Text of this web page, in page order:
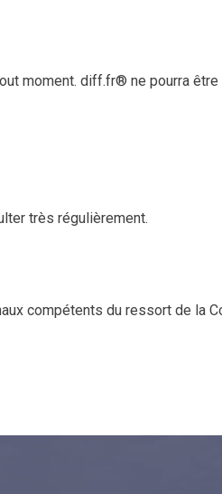
moment. diff.fr® ne pourra être
très régulièrement.
compétents du ressort de la